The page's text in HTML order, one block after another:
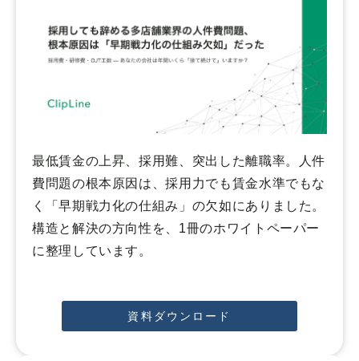
最低賃金の上昇、採用難、突出した離職率。人件
費問題の根本原因は、採用力でも賃金水準でもな
く「早期戦力化の仕組み」の欠如にありました。
構造と解決の方向性を、1冊のホワイトペーパー
に整理しています。
資料ダウンロード